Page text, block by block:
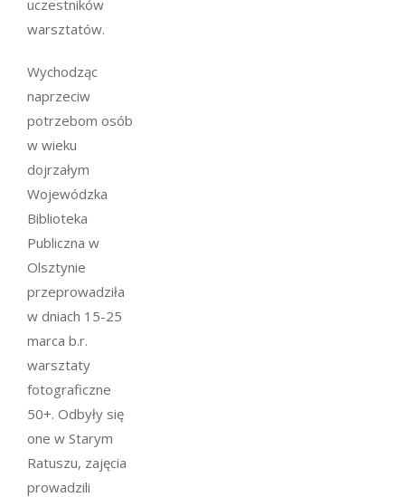
uczestników
warsztatów.
Wychodząc
naprzeciw
potrzebom osób
w wieku
dojrzałym
Wojewódzka
Biblioteka
Publiczna w
Olsztynie
przeprowadziła
w dniach 15-25
marca b.r.
warsztaty
fotograficzne
50+. Odbyły się
one w Starym
Ratuszu, zajęcia
prowadzili